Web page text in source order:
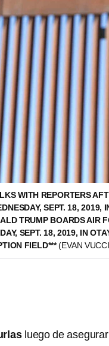
WITH REPORTERS
SEPT. 18, 2019,
TRUMP BOARDS AIR
SEPT. 18, 2019, IN
FIELD***(EVAN
luego de